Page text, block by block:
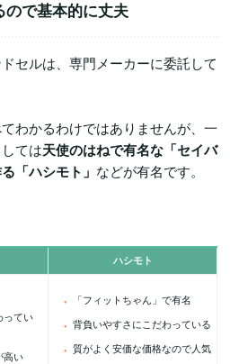
ので基本的に丈夫
セルは、専門メーカーに委託して
わかるわけではありませんが、一
ては天使のはねで有名な「セイバ
「ハシモト」 などが有名です。
ハシモト
ってい
高い
「フィットちゃん」で有名
背負いやすさにこだわっている
質がよく安価な価格なので人気